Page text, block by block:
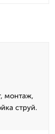
монтаж,
струй.